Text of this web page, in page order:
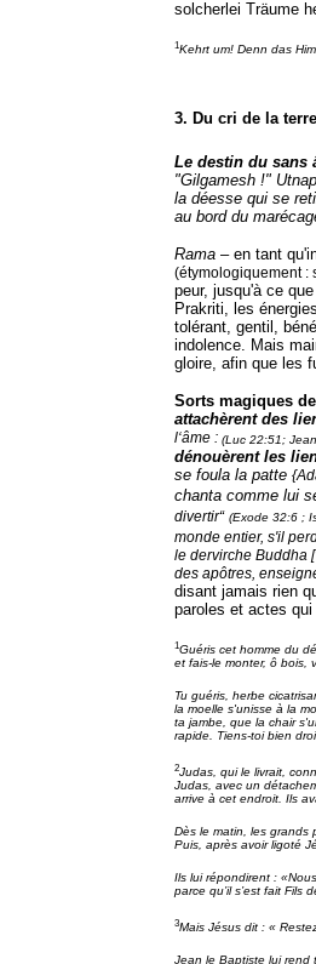
solcherlei Träume
1Kehrt um! Denn das
3. Du cri de la
Le destin du sans
"Gilgamesh !"
la déesse qui se
au bord du
Rama – en tant
(étymologiquement :
peur, jusqu'à ce
Prakriti, les
tolérant, gentil,
indolence. Mais
gloire, afin que les
Sorts magiques
attachèrent des
l‘âme : (Luc 22:51;
dénouèrent les
se foula la patte
chanta comme lui
divertir“ (Exode 32:6 ;
monde entier, s'il
le dervirche Buddha
des apôtres,
disant jamais rien
paroles et actes
1Guéris cet homme du
et fais-le monter, ô bois,
Tu guéris, herbe
la moelle s'unisse à la
ta jambe, que la chair
rapide. Tiens-toi bien
2Judas, qui le livrait,
Judas, avec un
arrive à cet endroit. Ils
Dès le matin, les grands
Puis, après avoir ligoté
Ils lui répondirent :
parce qu’il s’est fait Fils
3Mais Jésus dit : «
Jean le Baptiste lui rend